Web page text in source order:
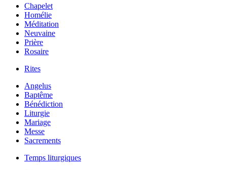
Chapelet
Homélie
Méditation
Neuvaine
Prière
Rosaire
Rites
Angelus
Baptême
Bénédiction
Liturgie
Mariage
Messe
Sacrements
Temps liturgiques